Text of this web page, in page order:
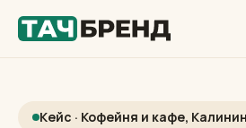
Кейс · Кофейня и кафе,